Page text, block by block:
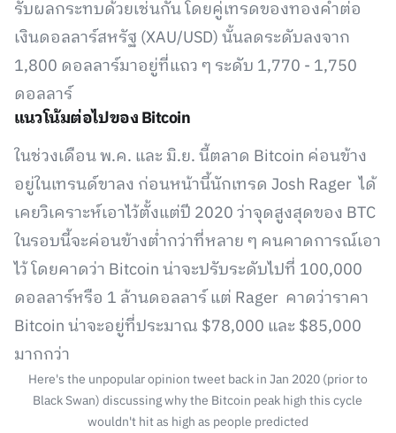
รับผลกระทบด้วยเช่นกัน โดยคู่เทรดของทองคำต่อ
เงินดอลลาร์สหรัฐ (XAU/USD) นั้นลดระดับลงจาก
1,800 ดอลลาร์มาอยู่ที่แถว ๆ ระดับ 1,770 - 1,750
ดอลลาร์
แนวโน้มต่อไปของ Bitcoin
ในช่วงเดือน พ.ค. และ มิ.ย. นี้ตลาด Bitcoin ค่อนข้าง
อยู่ในเทรนด์ขาลง ก่อนหน้านี้นักเทรด Josh Rager ได้
เคยวิเคราะห์เอาไว้ตั้งแต่ปี 2020 ว่าจุดสูงสุดของ BTC
ในรอบนี้จะค่อนข้างต่ำกว่าที่หลาย ๆ คนคาดการณ์เอา
ไว้ โดยคาดว่า Bitcoin น่าจะปรับระดับไปที่ 100,000
ดอลลาร์หรือ 1 ล้านดอลลาร์ แต่ Rager คาดว่าราคา
Bitcoin น่าจะอยู่ที่ประมาณ $78,000 และ $85,000
มากกว่า
Here's the unpopular opinion tweet back in Jan 2020 (prior to
Black Swan) discussing why the Bitcoin peak high this cycle
wouldn't hit as high as people predicted